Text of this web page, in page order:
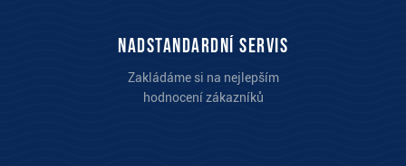
Nadstandardní servis
Zakládáme si na nejlepším
hodnocení zákazníků